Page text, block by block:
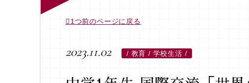
1つ前のページに戻る
2023.11.02 / 教育 / 学校生活 /